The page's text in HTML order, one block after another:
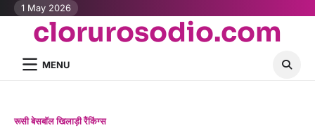
Skip
content
1 May 2026
clorurosodio.com
MENU
रूसी बेसबॉल खिलाड़ी रैंकिंग्स